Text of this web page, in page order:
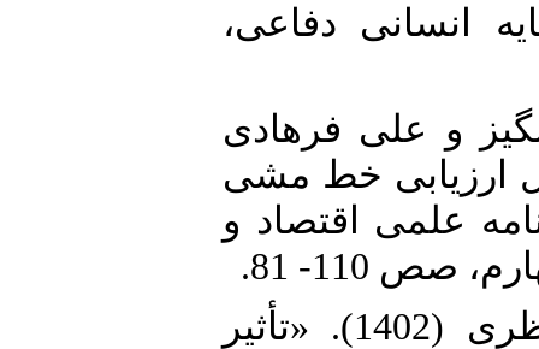
انسانی دفاعی،
و علی فرهادی
مدل ارزیابی خط مشی
علمی اقتصاد و
110- 81.
22. معبودی، رضا و زینب دره نظری (1402). «تأثیر